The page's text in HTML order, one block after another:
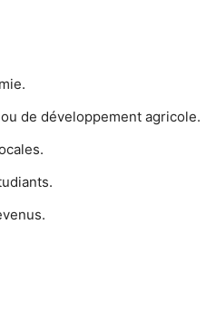
de développement agricole.